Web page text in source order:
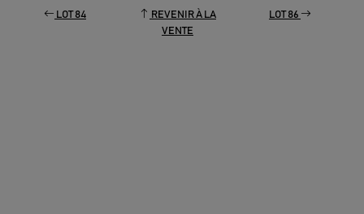
LOT 84
REVENIR À LA
VENTE
LOT 86